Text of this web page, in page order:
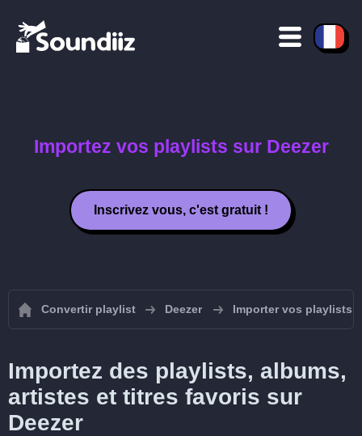
Importez vos playlists sur Deezer
Inscrivez vous, c'est gratuit !
Convertir playlist Deezer Importer vos playlists
Importez des playlists, albums,
artistes et titres favoris sur
Deezer